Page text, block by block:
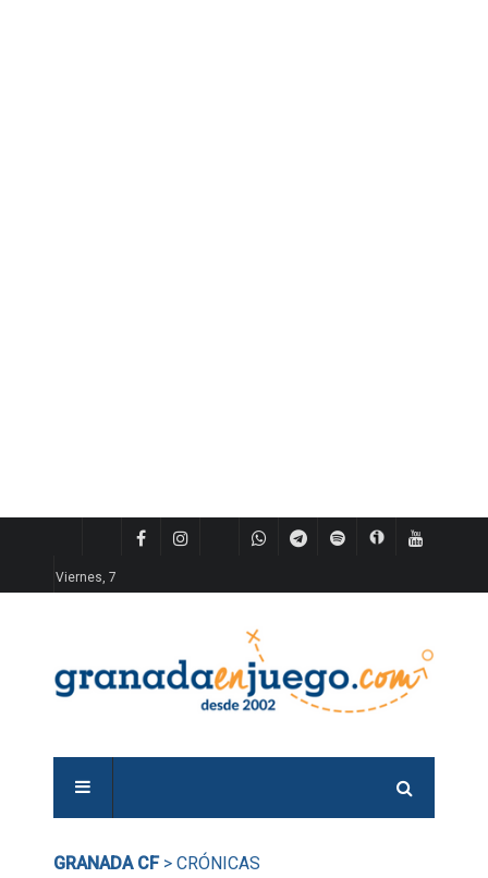
Viernes, 7
GRANADA CF> CRÓNICAS